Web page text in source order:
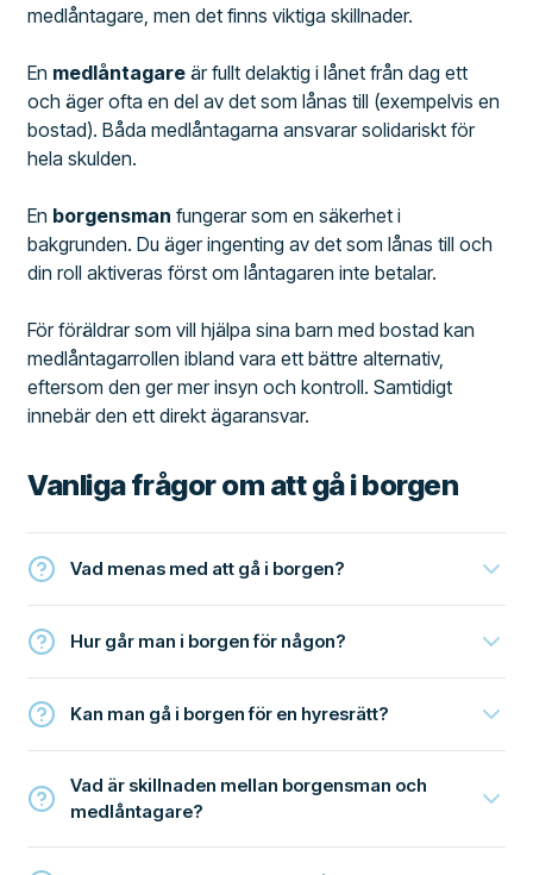
medlåntagare, men det finns viktiga skillnader.
En medlåntagare är fullt delaktig i lånet från dag ett
och äger ofta en del av det som lånas till (exempelvis en
bostad). Båda medlåntagarna ansvarar solidariskt för
hela skulden.
En borgensman fungerar som en säkerhet i
bakgrunden. Du äger ingenting av det som lånas till och
din roll aktiveras först om låntagaren inte betalar.
För föräldrar som vill hjälpa sina barn med bostad kan
medlåntagarrollen ibland vara ett bättre alternativ,
eftersom den ger mer insyn och kontroll. Samtidigt
innebär den ett direkt ägaransvar.
Vanliga frågor om att gå i borgen
Vad menas med att gå i borgen?
Hur går man i borgen för någon?
Kan man gå i borgen för en hyresrätt?
Vad är skillnaden mellan borgensman och
medlåntagare?